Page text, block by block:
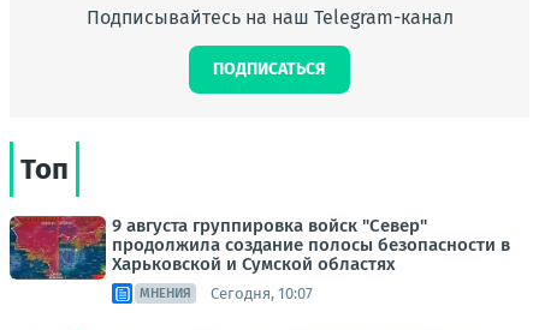
Подписывайтесь на наш Telegram-канал
ПОДПИСАТЬСЯ
Топ
9 августа группировка войск "Север"
продолжила создание полосы безопасности в
Харьковской и Сумской областях
МНЕНИЯ Сегодня, 10:07